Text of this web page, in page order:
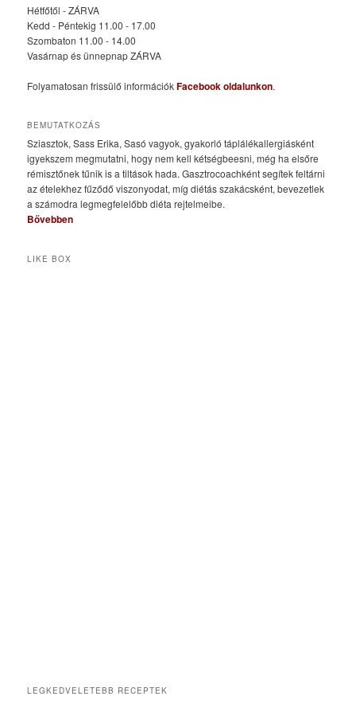
Hétfőtől - ZÁRVA
Kedd - Péntekig 11.00 - 17.00
Szombaton 11.00 - 14.00
Vasárnap és ünnepnap ZÁRVA
Folyamatosan frissülő információkFacebook oldalunkon.
BEMUTATKOZÁS
Sziasztok, Sass Erika, Sasó vagyok, gyakorló táplálékallergiásként
igyekszem megmutatni, hogy nem kell kétségbeesni, még ha elsőre
rémisztőnek tűnik is a tiltások hada. Gasztrocoachként segítek feltárni
az ételekhez fűződő viszonyodat, míg diétás szakácsként, bevezetlek
a számodra legmegfelelőbb diéta rejtelmeibe.
Bővebben
LIKE BOX
LEGKEDVELETEBB RECEPTEK